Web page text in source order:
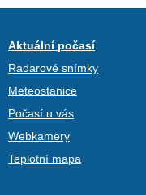
Aktuální počasí
Radarové snímky
Meteostanice
Počasí u vás
Webkamery
Teplotní mapa